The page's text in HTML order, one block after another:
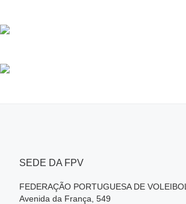
SEDE DA FPV
FEDERAÇÃO PORTUGUESA DE VOLEIBOL
Avenida da França, 549